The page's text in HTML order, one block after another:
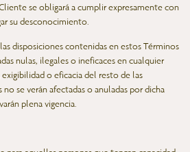
se obligará a cumplir expresamente con
su desconocimiento.
disposiciones contenidas en estos Términos
nulas, ilegales o ineficaces en cualquier
o eficacia del resto de las
se verán afectadas o anuladas por dicha
plena vigencia.